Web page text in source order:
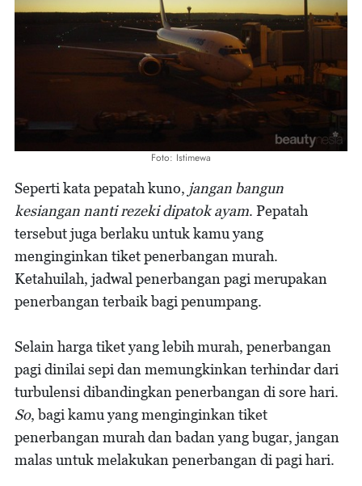
Foto: Istimewa
Seperti kata pepatah kuno, jangan bangun
kesiangan nanti rezeki dipatok ayam. Pepatah
tersebut juga berlaku untuk kamu yang
menginginkan tiket penerbangan murah.
Ketahuilah, jadwal penerbangan pagi merupakan
penerbangan terbaik bagi penumpang.
Selain harga tiket yang lebih murah, penerbangan
pagi dinilai sepi dan memungkinkan terhindar dari
turbulensi dibandingkan penerbangan di sore hari.
So, bagi kamu yang menginginkan tiket
penerbangan murah dan badan yang bugar, jangan
malas untuk melakukan penerbangan di pagi hari.